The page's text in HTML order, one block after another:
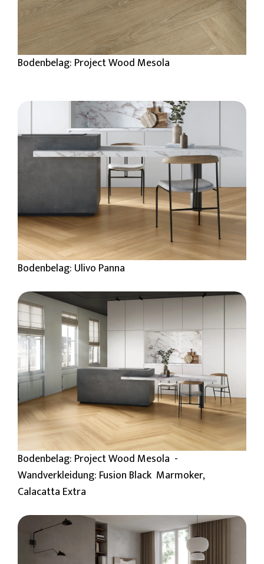
Bodenbelag: Project Wood Mesola
Bodenbelag: Ulivo Panna
Bodenbelag: Project Wood Mesola -
Wandverkleidung: Fusion Black Marmoker,
Calacatta Extra